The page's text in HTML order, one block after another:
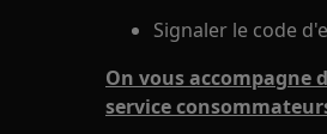
Signaler le code
On vous accompagne
service